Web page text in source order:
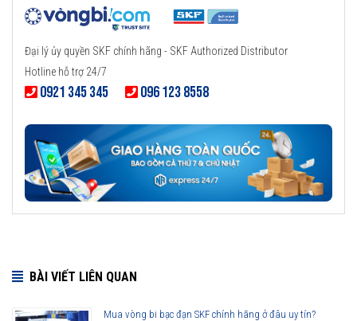
Đại lý ủy quyền SKF chính hãng - SKF Authorized Distributor
Hotline hỗ trợ 24/7
0921 345 345 096 123 8558
BÀI VIẾT LIÊN QUAN
Mua vòng bi bạc đạn SKF chính hãng ở đâu uy tín?